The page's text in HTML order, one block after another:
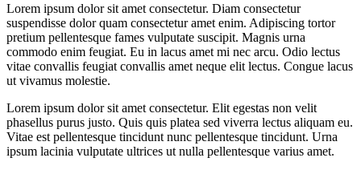
Lorem ipsum dolor sit amet consectetur. Diam consectetur
suspendisse dolor quam consectetur amet enim. Adipiscing tortor
pretium pellentesque fames vulputate suscipit. Magnis urna
commodo enim feugiat. Eu in lacus amet mi nec arcu. Odio lectus
vitae convallis feugiat convallis amet neque elit lectus. Congue lacus
ut vivamus molestie.
Lorem ipsum dolor sit amet consectetur. Elit egestas non velit
phasellus purus justo. Quis quis platea sed viverra lectus aliquam eu.
Vitae est pellentesque tincidunt nunc pellentesque tincidunt. Urna
ipsum lacinia vulputate ultrices ut nulla pellentesque varius amet.